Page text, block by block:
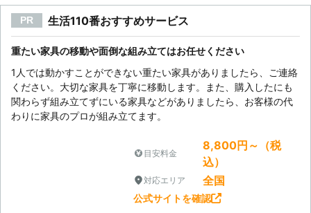
PR 生活110番おすすめサービス
重たい家具の移動や面倒な組み立てはお任せください
1人では動かすことができない重たい家具がありましたら、ご連絡
ください。大切な家具を丁寧に移動します。また、購入したにも
関わらず組み立てずにいる家具などがありましたら、お客様の代
わりに家具のプロが組み立てます。
目安料金
8,800円～（税
込）
対応エリア 全国
公式サイトを確認